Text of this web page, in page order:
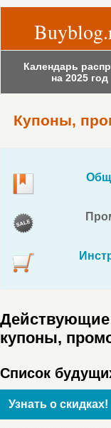
Календарь
на 2025 год
Купоны,
Действующие
купоны,
Список
Узнать о скидках!